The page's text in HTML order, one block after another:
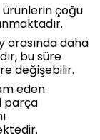
çoğu
arasında daha
bu süre
değişebilir.
eden
parça